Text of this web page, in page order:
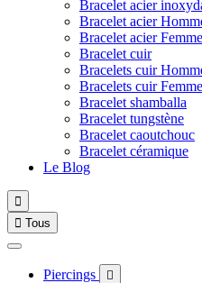
Bracelet acier
Bracelet acier
Bracelet acier
Bracelet cuir
Bracelets cuir
Bracelets cuir
Bracelet shamballa
Bracelet tungstène
Bracelet caoutchouc
Bracelet céramique
Le Blog

 Tous
Piercings 